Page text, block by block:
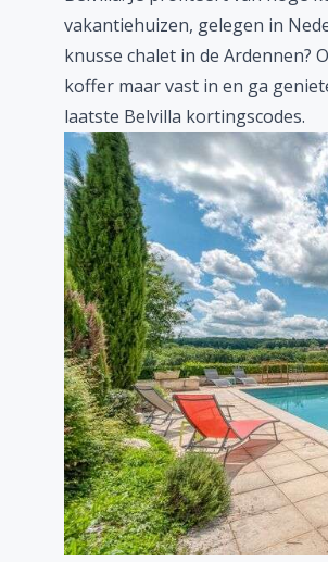
vakantiehuizen, gelegen in
knusse chalet in de Ardennen?
koffer maar vast in en ga
laatste Belvilla kortingscodes.